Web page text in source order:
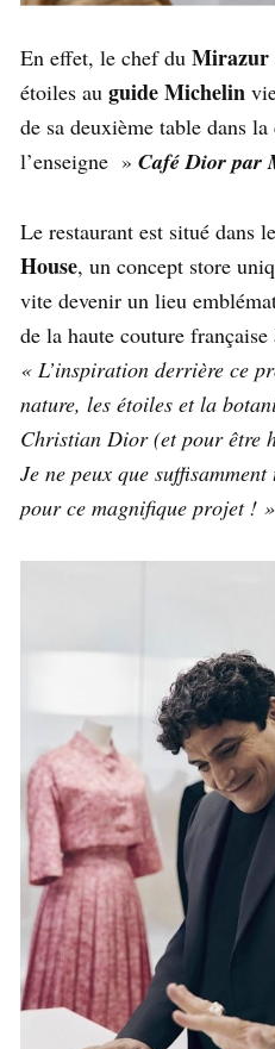
En effet, le chef du Mirazur
étoiles au guide Michelin
de sa deuxième table dans
l’enseigne » Café Dior par
Le restaurant est situé dans
House, un concept store
vite devenir un lieu
de la haute couture française
« L’inspiration derrière ce
nature, les étoiles et la
Christian Dior (et pour être
Je ne peux que
pour ce magnifique projet ! »